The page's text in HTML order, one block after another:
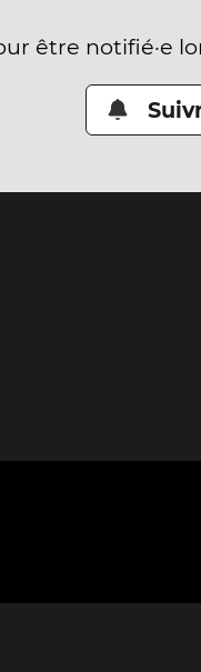
être notifié·e